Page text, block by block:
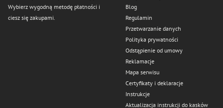
Wybierz wygodną metodę płatności i
ciesz się zakupami.
Blog
Regulamin
Przetwarzanie danych
Polityka prywatności
Odstąpienie od umowy
Reklamacje
Mapa serwisu
Certyfikaty i deklaracje
Instrukcje
Aktualizacja instrukcji do kasków